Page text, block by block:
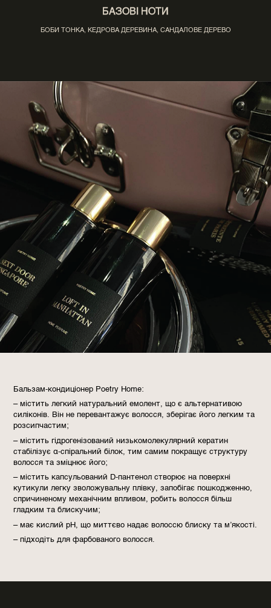
БАЗОВІ НОТИ
БОБИ ТОНКА, КЕДРОВА ДЕРЕВИНА, САНДАЛОВЕ ДЕРЕВО
Бальзам-кондиціонер Poetry Home:
– містить легкий натуральний емолент, що є альтернативою
силіконів. Він не перевантажує волосся, зберігає його легким та
розсипчастим;
– містить гідрогенізований низькомолекулярний кератин
стабілізує α-спіральний білок, тим самим покращує структуру
волосся та зміцнює його;
– містить капсульований D-пантенол створює на поверхні
кутикули легку зволожувальну плівку, запобігає пошкодженню,
спричиненому механічним впливом, робить волосся більш
гладким та блискучим;
– має кислий рН, що миттєво надає волоссю блиску та м’якості.
– підходіть для фарбованого волосся.